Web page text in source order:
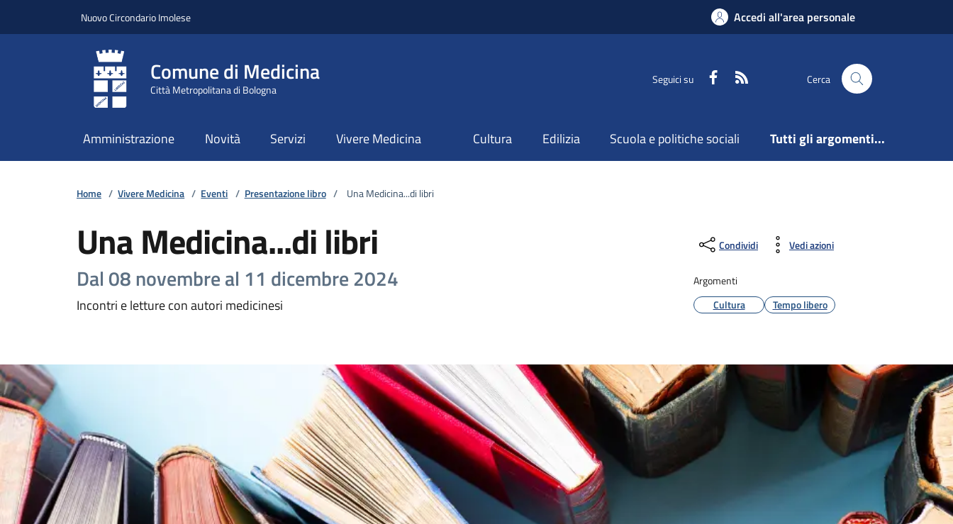
Nuovo Circondario Imolese Accedi all'area personale
Comune di Medicina
Città Metropolitana di Bologna
Seguici su Facebook Cerca
Amministrazione Novità Servizi Vivere Medicina Cultura Edilizia Scuola e politiche sociali Tutti gli argomenti...
Home / Vivere Medicina / Eventi / Presentazione libro / Una Medicina...di libri
Una Medicina...di libri
Dal 08 novembre al 11 dicembre 2024
Incontri e letture con autori medicinesi
Condividi Vedi azioni
Argomenti
Cultura
Tempo libero